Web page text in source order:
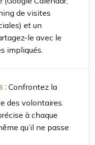
de visites
et un
le avec le
impliqués.
: Confrontez la
des volontaires.
à chaque
qu’il ne passe